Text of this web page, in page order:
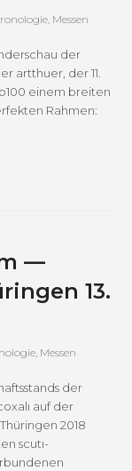
Messen
der
artthuer, der 11.
einem breiten
Rahmen:
—
13.
, Messen
der
auf der
2018
scutı-